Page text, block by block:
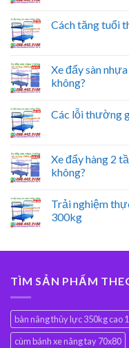
Cách tăng tuổi
Xe đẩy sàn
không?
Các lỗi thường
Xe đẩy hàng 2
không?
Trải nghiệm
300kg
TÌM SẢN PHẨM
bàn nâng thủy lực 350kg cao
cùm bánh xe nâng tay 70x80